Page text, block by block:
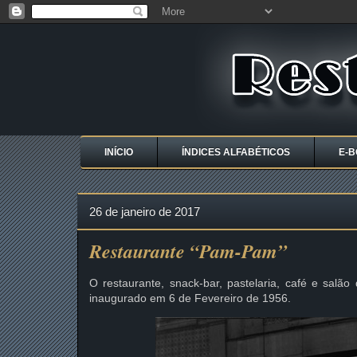
INÍCIO ÍNDICES ALFABÉTICOS E-
26 de janeiro de 2017
Restaurante “Pam-Pam”
O restaurante, snack-bar, pastelaria, café e
inaugurado em 6 de Fevereiro de 1956.